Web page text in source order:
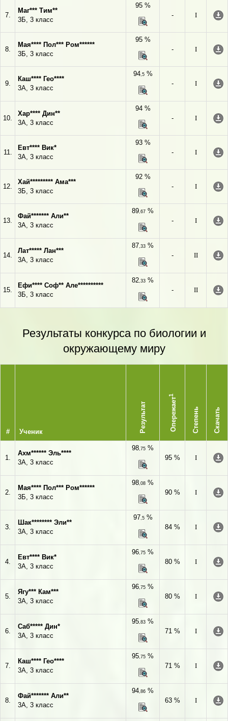
7.
Маг*** Тим**
3Б, 3 класс
95 %
-
I
8.
Мая**** Пол*** Ром******
3Б, 3 класс
95 %
-
I
9.
Каш**** Гео****
3А, 3 класс
94,5%
-
I
10.
Хар**** Дин**
3А, 3 класс
94 %
-
I
11.
Евт**** Вик*
3А, 3 класс
93 %
-
I
12.
Хай********* Ама***
3Б, 3 класс
92 %
-
I
13.
Фай******* Али**
3А, 3 класс
89,67 %
-
I
14.
Лат***** Лан***
3А, 3 класс
87,33 %
-
II
15.
Ефи**** Соф** Але**********
3Б, 3 класс
82,33 %
-
II
Результаты конкурса по биологии и
окружающему миру
# Ученик Результат Опережает
1
Степень Скачать
1.
Ахм****** Эль****
3А, 3 класс
98,75 %
95 %
I
2.
Мая**** Пол*** Ром******
3Б, 3 класс
98,08 %
90 %
I
3.
Шак******** Эли**
3А, 3 класс
97,5%
84 %
I
4.
Евт**** Вик*
3А, 3 класс
96,75 %
80 %
I
5.
Ягу*** Кам***
3А, 3 класс
96,75 %
80 %
I
6.
Саб***** Дин*
3А, 3 класс
95,83 %
71 %
I
7.
Каш**** Гео****
3А, 3 класс
95,75 %
71 %
I
8.
Фай******* Али**
3А, 3 класс
94,86 %
63 %
I